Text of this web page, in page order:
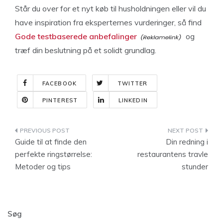
Står du over for et nyt køb til husholdningen eller vil du
have inspiration fra eksperternes vurderinger, så find
Gode testbaserede anbefalinger
og
træf din beslutning på et solidt grundlag.
FACEBOOK TWITTER
PINTEREST LINKEDIN
Indlægsnavigation
Guide til at finde den
perfekte ringstørrelse:
Metoder og tips
Din redning i
restaurantens travle
stunder
Søg